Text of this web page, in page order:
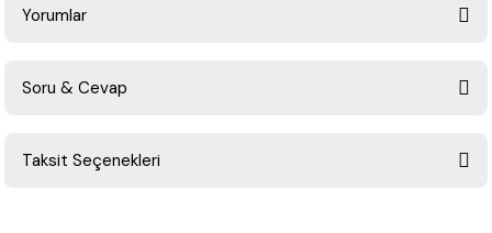
Yorumlar
Soru & Cevap
Taksit Seçenekleri